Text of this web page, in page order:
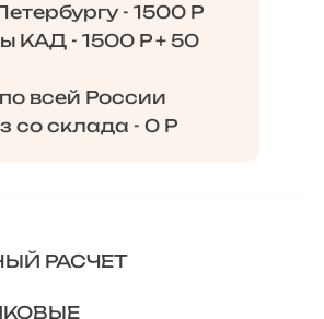
- 1500 Р
КАД - 1500 Р + 50
всей России
со склада - 0 Р
РАСЧЕТ